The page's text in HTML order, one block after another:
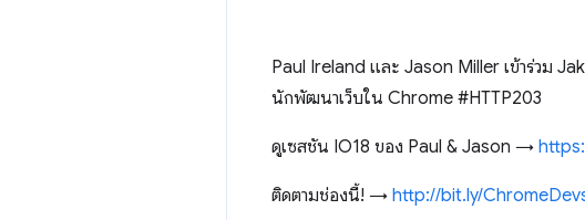
Paul Ireland และ Jason Miller เข้าร่วม
นักพัฒนาเว็บใน Chrome #HTTP203
ดูเซสชัน IO18 ของ Paul & Jason →
ติดตามช่องนี้! → http://bit.ly/